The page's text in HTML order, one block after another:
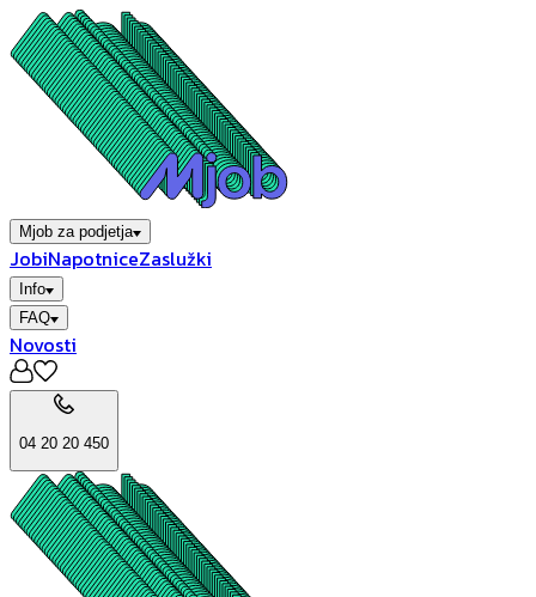
Mjob za podjetja
JobiNapotniceZaslužki
Info
FAQ
Novosti
04 20 20 450